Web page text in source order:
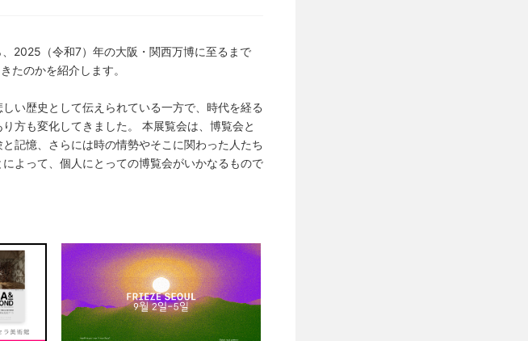
2025（令和7）年の大阪・関西万博に至るまで
たのかを紹介します。
い歴史として伝えられている一方で、時代を経る
方も変化してきました。 本展覧会は、博覧会と
記憶、さらには時の情勢やそこに関わった人たち
よって、個人にとっての博覧会がいかなるもので